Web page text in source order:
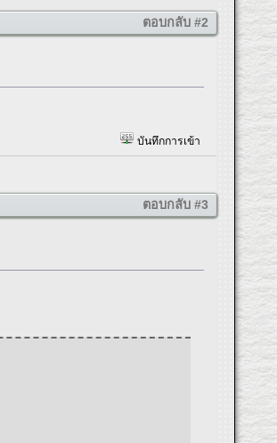
ตอบกลับ #2
บันทึกการเข้า
ตอบกลับ #3